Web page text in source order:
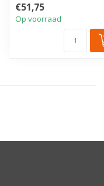
...
€51,75
Op voorraad